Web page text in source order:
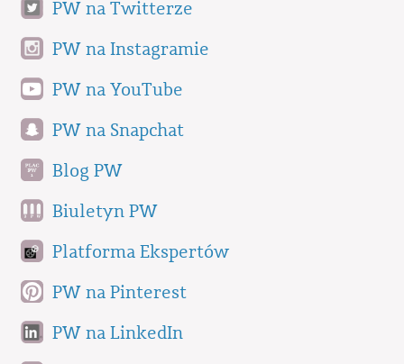
PW na Twitterze
PW na Instagramie
PW na YouTube
PW na Snapchat
Blog PW
Biuletyn PW
Platforma Ekspertów
PW na Pinterest
PW na LinkedIn